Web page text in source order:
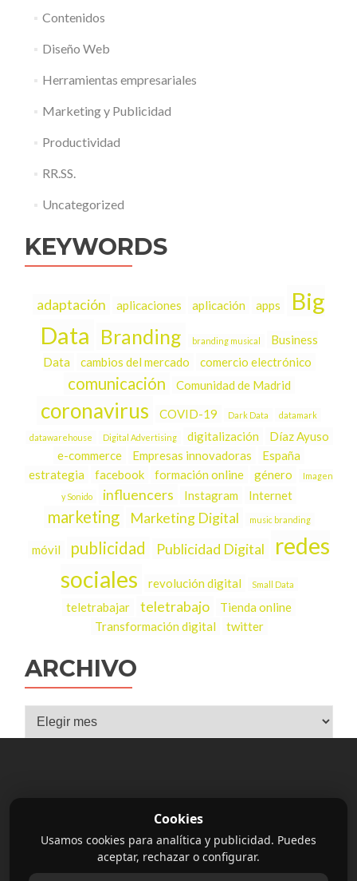
Contenidos
Diseño Web
Herramientas empresariales
Marketing y Publicidad
Productividad
RR.SS.
Uncategorized
KEYWORDS
adaptación aplicaciones aplicación apps
Big
Data Branding branding musical
Business
Data
cambios del mercado comercio electrónico
comunicación Comunidad de Madrid
coronavirus COVID-19 Dark Data datamark
datawarehouse Digital Advertising digitalización
Díaz Ayuso
e-commerce
Empresas innovadoras
España
estrategia
facebook formación online género
Imagen
y Sonido
influencers Instagram Internet
marketing Marketing Digital music branding
móvil publicidad Publicidad Digital
redes
sociales
revolución digital Small Data
teletrabajar teletrabajo
Tienda online
Transformación digital
twitter
ARCHIVO
Archivo
soluciones@bidsoluciones.es
Cookies
Usamos cookies para analítica y publicidad. Puedes
aceptar, rechazar o configurar.